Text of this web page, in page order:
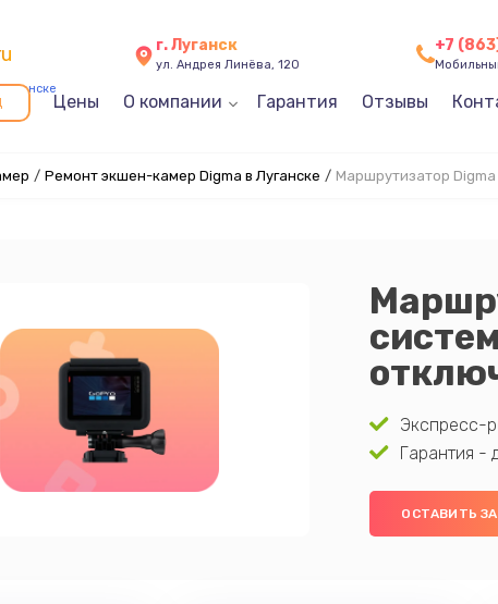
г. Луганск
ул. Андрея Линёва, 120
+7
Цены О компании Гарантия Отзывы
/ Ремонт экшен-камер Digma в Луганске / Маршрутизатор
Экспресс-
Гарантия -
ОСТАВИТЬ